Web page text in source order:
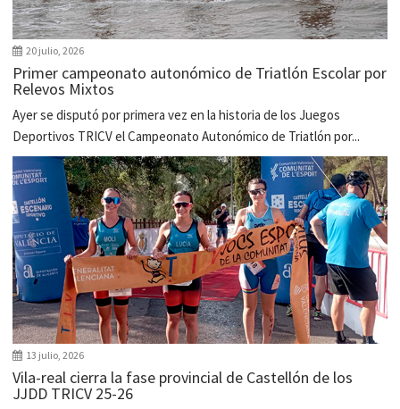
20 julio, 2026
Primer campeonato autonómico de Triatlón Escolar por
Relevos Mixtos
Ayer se disputó por primera vez en la historia de los Juegos
Deportivos TRICV el Campeonato Autonómico de Triatlón por...
13 julio, 2026
Vila-real cierra la fase provincial de Castellón de los
JJDD TRICV 25-26